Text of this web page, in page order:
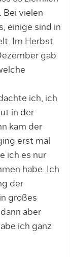
Bei vielen
einige sind in
Im Herbst
gab
ich, ich
in der
kam der
erst mal
ich es nur
habe. Ich
der
großes
aber
ich ganz